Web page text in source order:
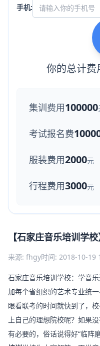
手机:
你的总计费
集训费用100000
考试报名费
服装费用2000元
行程费用3000元
【石家庄音乐培训学
来源: fhgy时间: 2018-10-19
石家庄音乐培训学校：学音
加每个省组织的艺术专业统
眼看联考的时间就快到了，
上自己的理想院校呢？如果
有必要的，俗话说得好“临阵